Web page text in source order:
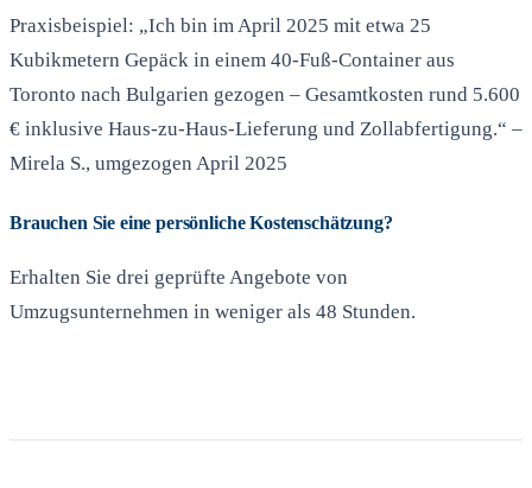
Praxisbeispiel: „Ich bin im April 2025 mit etwa 25
Kubikmetern Gepäck in einem 40-Fuß-Container aus
Toronto nach Bulgarien gezogen – Gesamtkosten rund 5.600
€ inklusive Haus-zu-Haus-Lieferung und Zollabfertigung.“ –
Mirela S., umgezogen April 2025
Brauchen Sie eine persönliche Kostenschätzung?
Erhalten Sie drei geprüfte Angebote von
Umzugsunternehmen in weniger als 48 Stunden.